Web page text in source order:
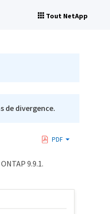
Tout NetApp
de divergence.
PDF
9.9.1.